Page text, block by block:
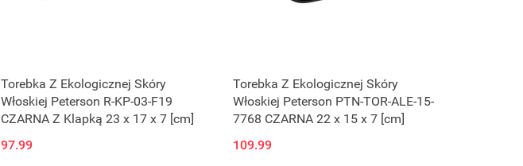
Torebka Z Ekologicznej Skóry
Włoskiej Peterson R-KP-03-F19
CZARNA Z Klapką 23 x 17 x 7 [cm]
97.99
Torebka Z Ekologicznej Skóry
Włoskiej Peterson PTN-TOR-ALE-15-
7768 CZARNA 22 x 15 x 7 [cm]
109.99